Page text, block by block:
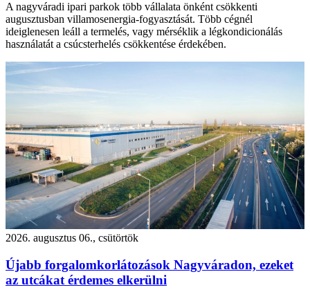
A nagyváradi ipari parkok több vállalata önként csökkenti
augusztusban villamosenergia-fogyasztását. Több cégnél
ideiglenesen leáll a termelés, vagy mérséklik a légkondicionálás
használatát a csúcsterhelés csökkentése érdekében.
2026. augusztus 06., csütörtök
Újabb forgalomkorlátozások Nagyváradon, ezeket
az utcákat érdemes elkerülni